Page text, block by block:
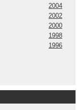
2004
2002
2000
1998
1996